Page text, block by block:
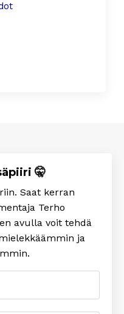
🤫
Saat kerran
Terho
avulla voit tehdä
ja
.